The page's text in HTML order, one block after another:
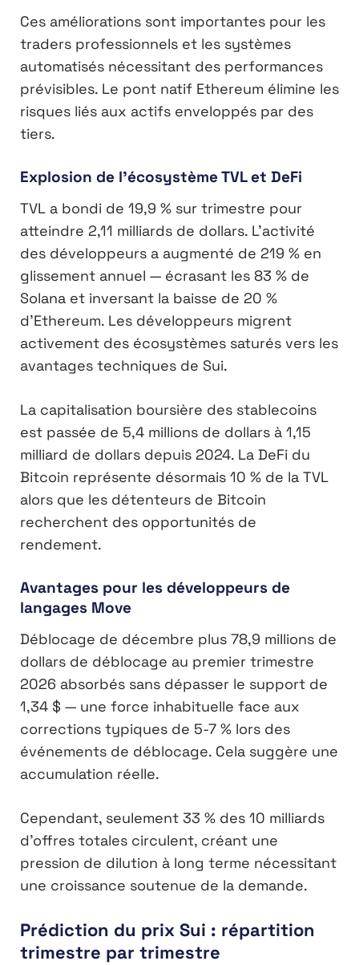
Ces améliorations sont importantes pour les
traders professionnels et les systèmes
automatisés nécessitant des performances
prévisibles. Le pont natif Ethereum élimine les
risques liés aux actifs enveloppés par des
tiers.
Explosion de l’écosystème TVL et DeFi
TVL a bondi de 19,9 % sur trimestre pour
atteindre 2,11 milliards de dollars. L’activité
des développeurs a augmenté de 219 % en
glissement annuel — écrasant les 83 % de
Solana et inversant la baisse de 20 %
d’Ethereum. Les développeurs migrent
activement des écosystèmes saturés vers les
avantages techniques de Sui.
La capitalisation boursière des stablecoins
est passée de 5,4 millions de dollars à 1,15
milliard de dollars depuis 2024. La DeFi du
Bitcoin représente désormais 10 % de la TVL
alors que les détenteurs de Bitcoin
recherchent des opportunités de
rendement.
Avantages pour les développeurs de
langages Move
Déblocage de décembre plus 78,9 millions de
dollars de déblocage au premier trimestre
2026 absorbés sans dépasser le support de
1,34 $ — une force inhabituelle face aux
corrections typiques de 5-7 % lors des
événements de déblocage. Cela suggère une
accumulation réelle.
Cependant, seulement 33 % des 10 milliards
d’offres totales circulent, créant une
pression de dilution à long terme nécessitant
une croissance soutenue de la demande.
Prédiction du prix Sui : répartition
trimestre par trimestre